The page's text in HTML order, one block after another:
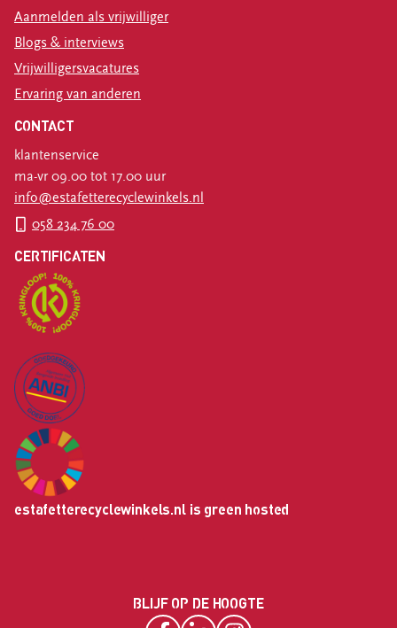
Aanmelden als vrijwilliger
Blogs & interviews
Vrijwilligersvacatures
Ervaring van anderen
CONTACT
klantenservice
ma-vr 09.00 tot 17.00 uur
info@estafetterecyclewinkels.nl
058 234 76 00
CERTIFICATEN
estafetterecyclewinkels.nl is green hosted
BLIJF OP DE HOOGTE